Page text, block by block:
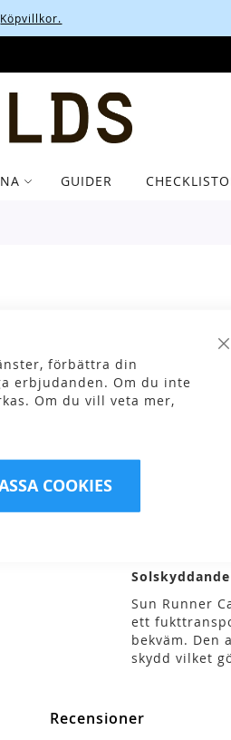
förbättra din
erbjudanden. Om du inte
Om du vill veta mer,
COOKIES
Köpvillkor.
GUIDER
Skriv
Sun Runner
ett
bekväm. Den
skydd vilket
Recensioner